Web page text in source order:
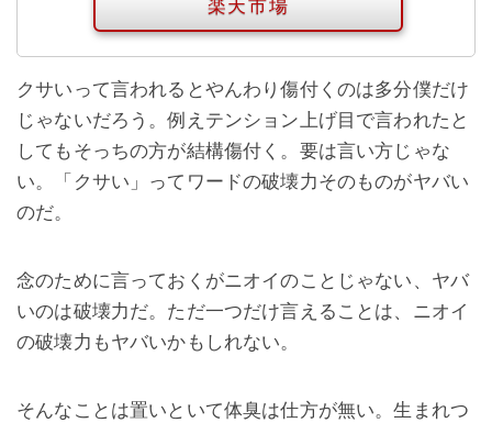
楽天市場
クサいって言われるとやんわり傷付くのは多分僕だけ
じゃないだろう。例えテンション上げ目で言われたと
してもそっちの方が結構傷付く。要は言い方じゃな
い。「クサい」ってワードの破壊力そのものがヤバい
のだ。
念のために言っておくがニオイのことじゃない、ヤバ
いのは破壊力だ。ただ一つだけ言えることは、ニオイ
の破壊力もヤバいかもしれない。
そんなことは置いといて体臭は仕方が無い。生まれつ